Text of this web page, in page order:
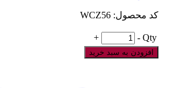
کد محصول: WCZ56
Qty
-
+
افزودن به سبد خرید